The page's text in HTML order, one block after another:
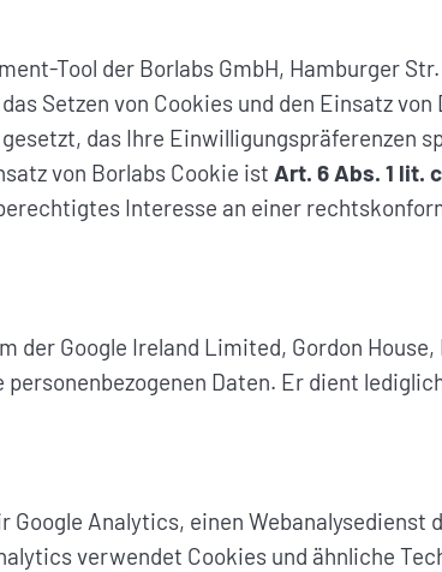
Tool der Borlabs GmbH, Hamburger
Setzen von Cookies und den Einsatz
das Ihre Einwilligungspräferenzen
von Borlabs Cookie ist Art. 6 Abs. 1 lit. c
Interesse an einer
der Google Ireland Limited, Gordon
Daten. Er dient
Analytics, einen Webanalysedienst
verwendet Cookies und ähnliche